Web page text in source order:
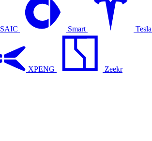
SAIC Smart Tesla
XPENG
Zeekr